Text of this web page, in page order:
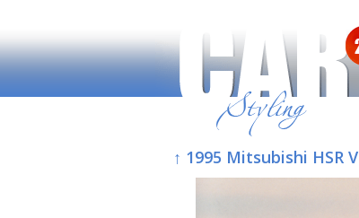
↑ 1995 Mitsubishi HSR V